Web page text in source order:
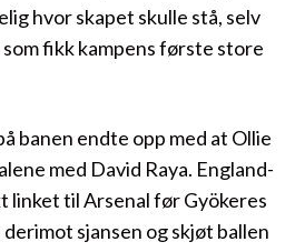
hvor skapet skulle stå, selv
fikk kampens første store
banen endte opp med at Ollie
med David Raya. England-
linket til Arsenal før Gyökeres
sjansen og skjøt ballen